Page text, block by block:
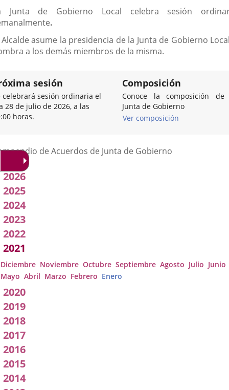
Junta de Gobierno Local celebra sesión
.
Alcalde asume la presidencia de la Junta de Gobierno
a los demás miembros de la misma.
sesión
celebrará sesión ordinaria el
28 de julio de 2026, a las
horas.
Composición
Conoce la composición de
Junta de Gobierno
Ver composición
de Acuerdos de Junta de Gobierno
2026
2025
2024
2023
2022
2021
Diciembre Noviembre Octubre Septiembre Agosto Julio Junio
Mayo Abril Marzo Febrero Enero
2020
2019
2018
2017
2016
2015
2014